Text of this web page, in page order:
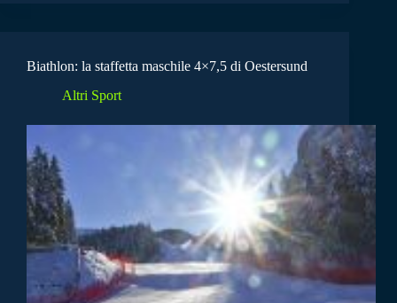
Biathlon: la staffetta maschile 4×7,5 di Oestersund
Altri Sport